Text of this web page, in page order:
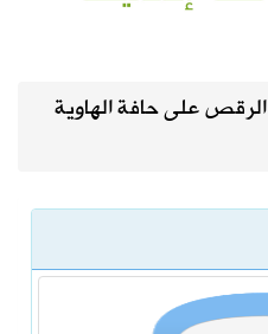
الرقص على حافة الهاوية